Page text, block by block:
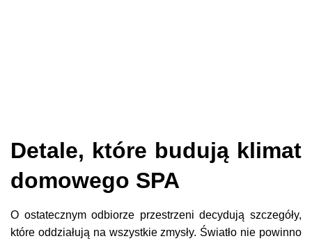
Detale, które budują klimat
domowego SPA
O ostatecznym odbiorze przestrzeni decydują szczegóły,
które oddziałują na wszystkie zmysły. Światło nie powinno